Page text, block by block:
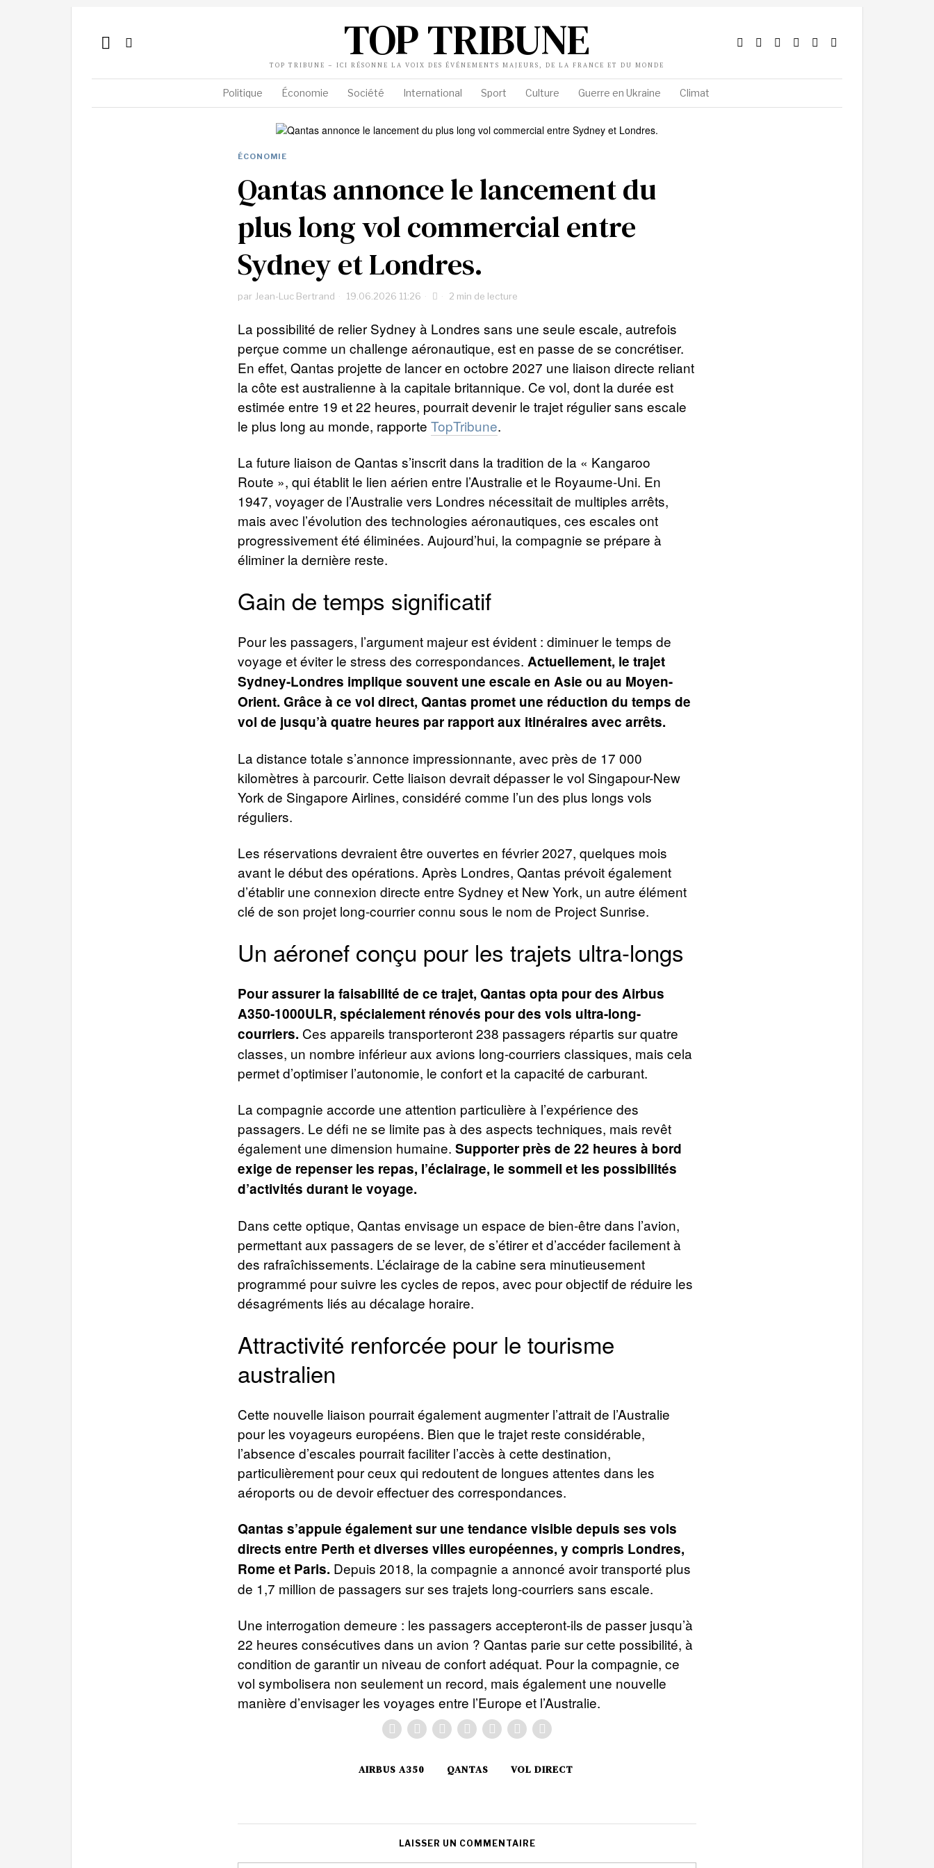
TOP TRIBUNE
TOP TRIBUNE – ICI RÉSONNE LA VOIX DES ÉVÉNEMENTS MAJEURS, DE LA FRANCE ET DU MONDE
Politique Économie Société International Sport Culture Guerre en Ukraine Climat
ÉCONOMIE
Qantas annonce le lancement du
plus long vol commercial entre
Sydney et Londres.
par Jean-Luc Bertrand 19.06.2026 11:26 2 min de lecture
La possibilité de relier Sydney à Londres sans une seule escale, autrefois
perçue comme un challenge aéronautique, est en passe de se concrétiser.
En effet, Qantas projette de lancer en octobre 2027 une liaison directe reliant
la côte est australienne à la capitale britannique. Ce vol, dont la durée est
estimée entre 19 et 22 heures, pourrait devenir le trajet régulier sans escale
le plus long au monde, rapporte TopTribune.
La future liaison de Qantas s’inscrit dans la tradition de la « Kangaroo
Route », qui établit le lien aérien entre l’Australie et le Royaume-Uni. En
1947, voyager de l’Australie vers Londres nécessitait de multiples arrêts,
mais avec l’évolution des technologies aéronautiques, ces escales ont
progressivement été éliminées. Aujourd’hui, la compagnie se prépare à
éliminer la dernière reste.
Gain de temps significatif
Pour les passagers, l’argument majeur est évident : diminuer le temps de
voyage et éviter le stress des correspondances. Actuellement, le trajet
Sydney-Londres implique souvent une escale en Asie ou au Moyen-
Orient. Grâce à ce vol direct, Qantas promet une réduction du temps de
vol de jusqu’à quatre heures par rapport aux itinéraires avec arrêts.
La distance totale s’annonce impressionnante, avec près de 17 000
kilomètres à parcourir. Cette liaison devrait dépasser le vol Singapour-New
York de Singapore Airlines, considéré comme l’un des plus longs vols
réguliers.
Les réservations devraient être ouvertes en février 2027, quelques mois
avant le début des opérations. Après Londres, Qantas prévoit également
d’établir une connexion directe entre Sydney et New York, un autre élément
clé de son projet long-courrier connu sous le nom de Project Sunrise.
Un aéronef conçu pour les trajets ultra-longs
Pour assurer la faisabilité de ce trajet, Qantas opta pour des Airbus
A350-1000ULR, spécialement rénovés pour des vols ultra-long-
courriers. Ces appareils transporteront 238 passagers répartis sur quatre
classes, un nombre inférieur aux avions long-courriers classiques, mais cela
permet d’optimiser l’autonomie, le confort et la capacité de carburant.
La compagnie accorde une attention particulière à l’expérience des
passagers. Le défi ne se limite pas à des aspects techniques, mais revêt
également une dimension humaine. Supporter près de 22 heures à bord
exige de repenser les repas, l’éclairage, le sommeil et les possibilités
d’activités durant le voyage.
Dans cette optique, Qantas envisage un espace de bien-être dans l’avion,
permettant aux passagers de se lever, de s’étirer et d’accéder facilement à
des rafraîchissements. L’éclairage de la cabine sera minutieusement
programmé pour suivre les cycles de repos, avec pour objectif de réduire les
désagréments liés au décalage horaire.
Attractivité renforcée pour le tourisme
australien
Cette nouvelle liaison pourrait également augmenter l’attrait de l’Australie
pour les voyageurs européens. Bien que le trajet reste considérable,
l’absence d’escales pourrait faciliter l’accès à cette destination,
particulièrement pour ceux qui redoutent de longues attentes dans les
aéroports ou de devoir effectuer des correspondances.
Qantas s’appuie également sur une tendance visible depuis ses vols
directs entre Perth et diverses villes européennes, y compris Londres,
Rome et Paris. Depuis 2018, la compagnie a annoncé avoir transporté plus
de 1,7 million de passagers sur ses trajets long-courriers sans escale.
Une interrogation demeure : les passagers accepteront-ils de passer jusqu’à
22 heures consécutives dans un avion ? Qantas parie sur cette possibilité, à
condition de garantir un niveau de confort adéquat. Pour la compagnie, ce
vol symbolisera non seulement un record, mais également une nouvelle
manière d’envisager les voyages entre l’Europe et l’Australie.
AIRBUS A350 QANTAS VOL DIRECT
LAISSER UN COMMENTAIRE